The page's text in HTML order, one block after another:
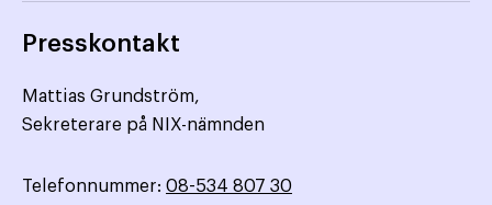
Presskontakt
Mattias Grundström,
Sekreterare på NIX-nämnden
Telefonnummer: 08-534 807 30